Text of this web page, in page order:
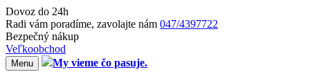
Dovoz do 24h
Radi vám poradíme, zavolajte nám 047/4397722
Bezpečný nákup
Veľkoobchod
Menu My vieme čo pasuje.